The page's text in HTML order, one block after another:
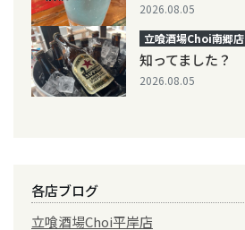
2026.08.05
立喰酒場Choi南郷店
知ってました？
2026.08.05
各店ブログ
立喰酒場Choi平岸店